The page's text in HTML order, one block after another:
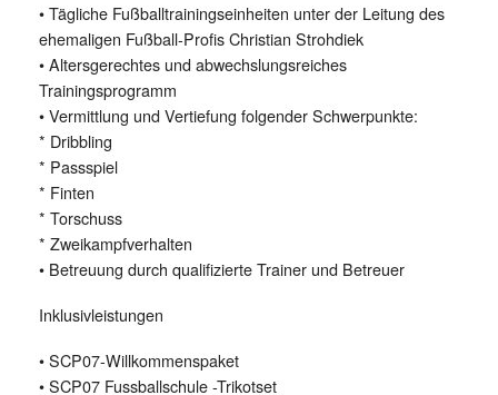
•⁠ ⁠Tägliche Fußballtrainingseinheiten unter der Leitung des
ehemaligen Fußball-Profis Christian Strohdiek
•⁠ ⁠Altersgerechtes und abwechslungsreiches
Trainingsprogramm
•⁠ ⁠Vermittlung und Vertiefung folgender Schwerpunkte:
* Dribbling
* Passspiel
* Finten
* Torschuss
* Zweikampfverhalten
•⁠ ⁠Betreuung durch qualifizierte Trainer und Betreuer
Inklusivleistungen
•⁠ ⁠SCP07-Willkommenspaket
•⁠ ⁠SCP07 Fussballschule -Trikotset